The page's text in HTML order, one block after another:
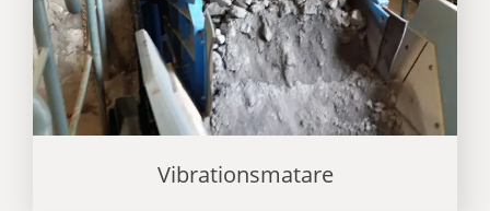
Vibrationsmatare